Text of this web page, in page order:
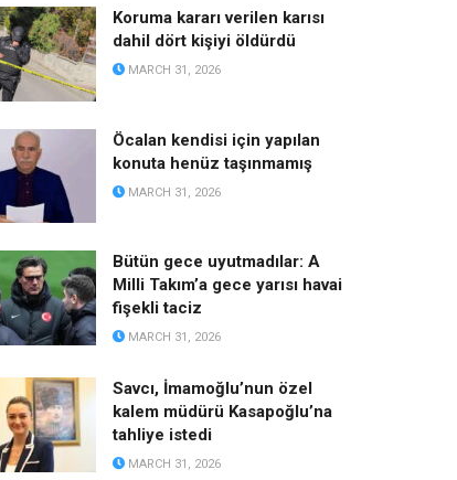
Koruma kararı verilen karısı
dahil dört kişiyi öldürdü
MARCH 31, 2026
Öcalan kendisi için yapılan
konuta henüz taşınmamış
MARCH 31, 2026
Bütün gece uyutmadılar: A
Milli Takım’a gece yarısı havai
fişekli taciz
MARCH 31, 2026
Savcı, İmamoğlu’nun özel
kalem müdürü Kasapoğlu’na
tahliye istedi
MARCH 31, 2026